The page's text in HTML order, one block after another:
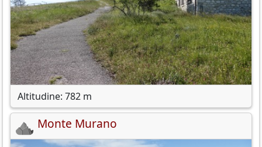
Altitudine: 782 m
Monte Murano